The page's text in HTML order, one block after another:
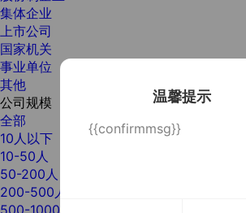
温馨提示
{{confirmmsg}}
集体企业
上市公司
国家机关
事业单位
其他
公司规模
全部
10人以下
10-50人
50-200人
200-500人
500-1000人